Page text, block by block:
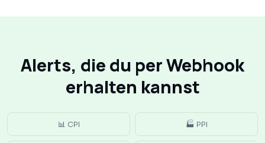
Alerts, die du per Webhook
erhalten kannst
📊 CPI 🏭 PPI